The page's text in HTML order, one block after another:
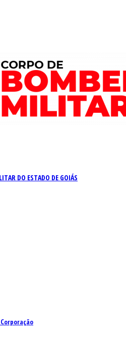
DO ESTADO DE GOIÁS